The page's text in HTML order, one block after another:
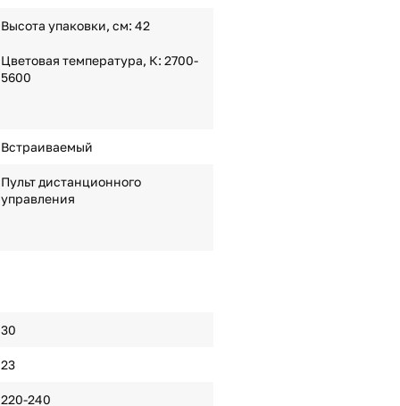
Высота упаковки, см: 42
Цветовая температура, К: 2700-
5600
Встраиваемый
Пульт дистанционного
управления
30
23
220-240